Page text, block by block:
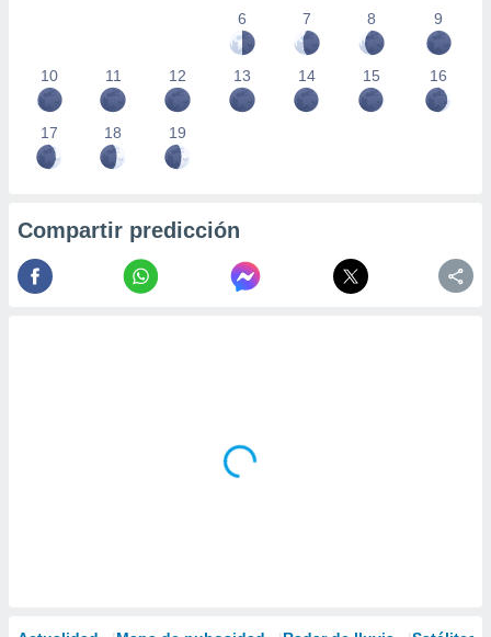
6
7 8 9
10 11 12 13 14 15 16
17 18 19
Compartir predicción